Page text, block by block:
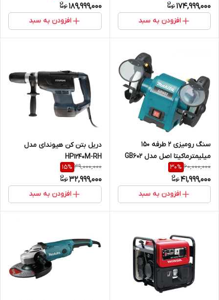
174,999,000
افزودن به سبد
189,999,000
افزودن به سبد
سنگ رومیزی 2 طرفه 150
میلیمترماکیتا اصل مدل GB602
60,000,000
30%
41,999,000
افزودن به سبد
دریل بتن کن هیوندای مدل
HP1240M-RH
39,000,000
15%
32,999,000
افزودن به سبد